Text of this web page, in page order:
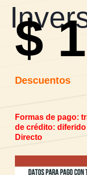
$
Descuentos
Formas de pago:
de crédito: diferido
Directo